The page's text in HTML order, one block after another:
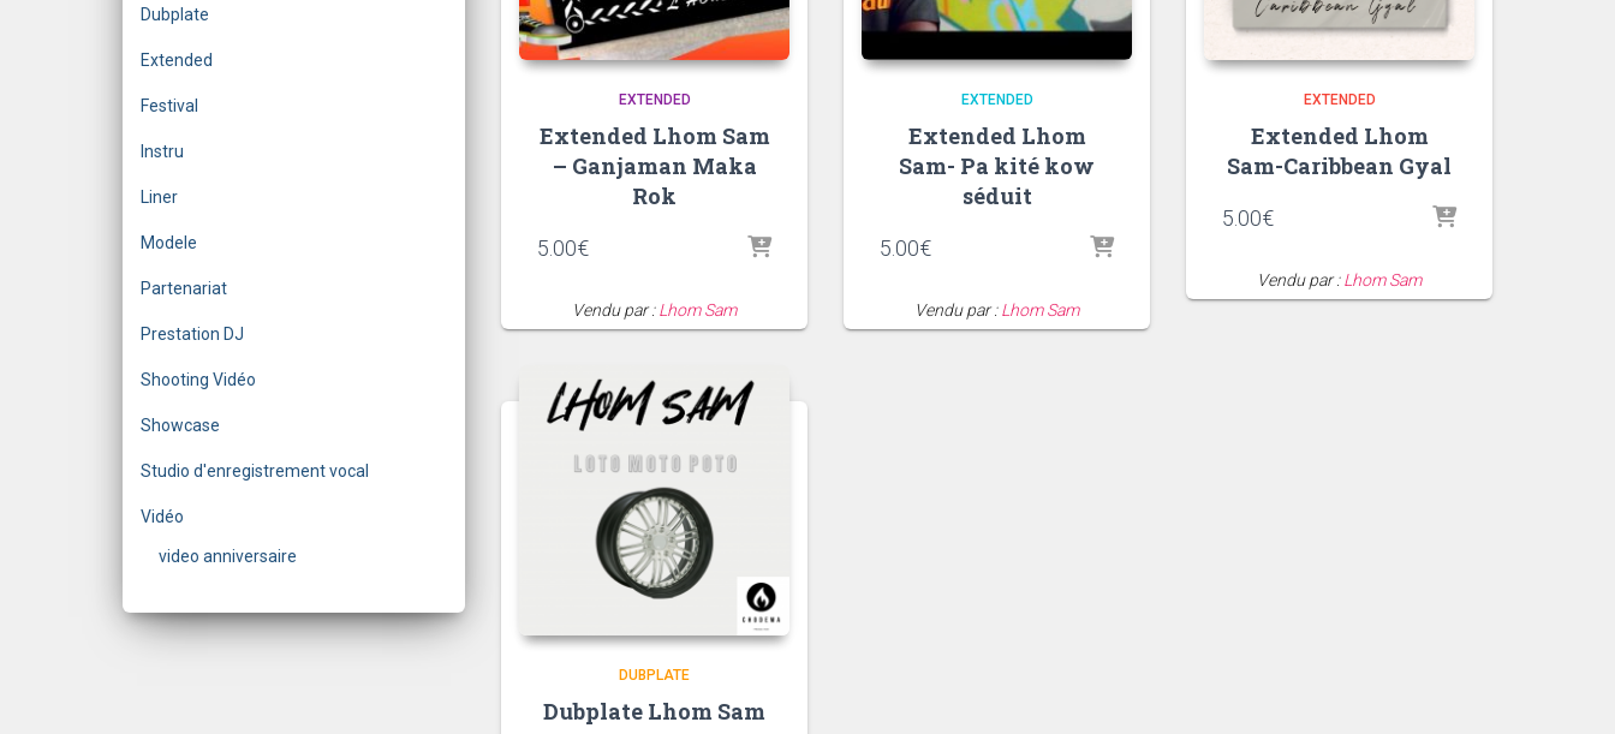
Dubplate
Extended
Festival
Instru
Liner
Modele
Partenariat
Prestation DJ
Shooting Vidéo
Showcase
Studio d'enregistrement vocal
Vidéo
video anniversaire
EXTENDED
Extended Lhom Sam
– Ganjaman Maka
Rok
5.00€
Vendu par :Lhom Sam
EXTENDED
Extended Lhom
Sam- Pa kité kow
séduit
5.00€
Vendu par :Lhom Sam
EXTENDED
Extended Lhom
Sam-Caribbean Gyal
5.00€
Vendu par :Lhom Sam
DUBPLATE
Dubplate Lhom Sam